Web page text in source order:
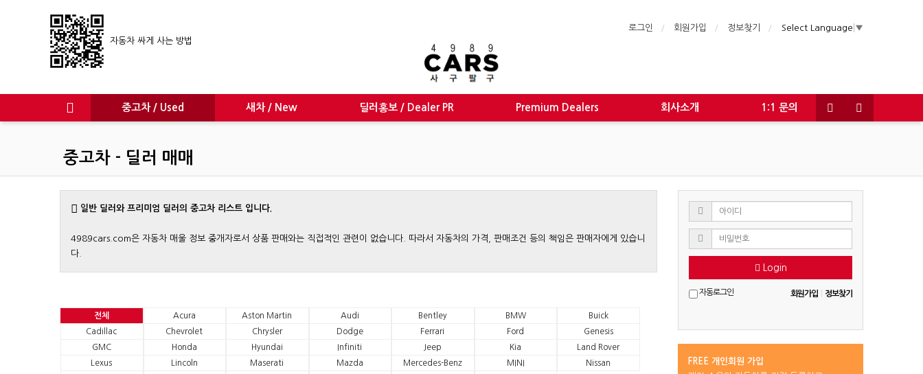
자동차 싸게 사는 방법
로그인 회원가입 정보찾기 Select Language ▼
중고차 / Used 새차 / New 딜러홍보 / Dealer PR Premium Dealers 회사소개 1:1 문의
중고차 - 딜러 매매
일반 딜러와 프리미엄 딜러의 중고차 리스트 입니다.
4989cars.com은 자동차 매울 정보 중개자로서 상품 판매와는 직접적인 관련이 없습니다. 따라서 자동차의 가격, 판매조건 등의 책임은 판매자에게 있습니
다.
전체 Acura Aston Martin Audi Bentley BMW
Buick
Cadillac
Chevrolet Chrysler Dodge Ferrari Ford
Genesis
GMC
Honda Hyundai Infiniti Jeep Kia
Land Rover
Lexus
Lincoln Maserati Mazda Mercedes-Benz MINI
Nissan
Login
자동로그인 회원가입 정보찾기
FREE 개인회원 가입